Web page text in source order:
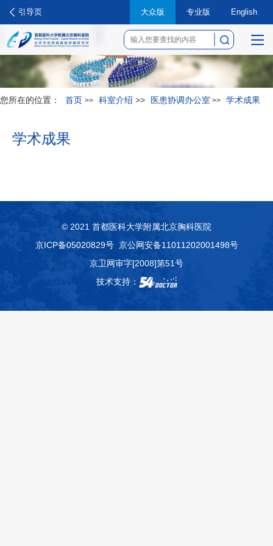
引导页 大众版 专业版 English
菜
您所在的位置： 首页 >> 科室介绍 >> 医患协调办公室 >> 学术成果
学术成果
© 2021 首都医科大学附属北京胸科医院
京ICP备05020829号京公网安备11011202001498号
京卫网审字[2008]第51号
技术支持：